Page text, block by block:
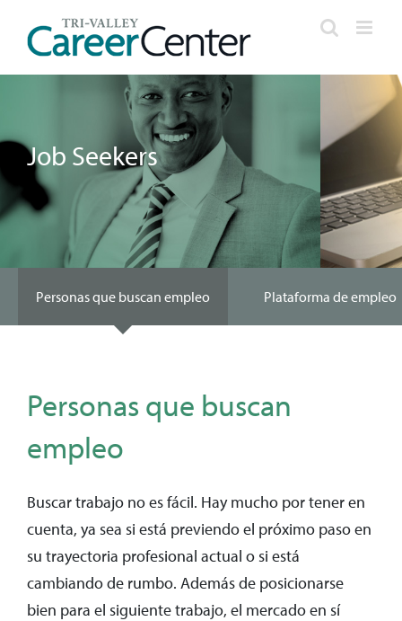
Job Seekers
Personas que buscan empleo Plataforma de empleo
Personas que buscan
empleo
Buscar trabajo no es fácil. Hay mucho por tener en
cuenta, ya sea si está previendo el próximo paso en
su trayectoria profesional actual o si está
cambiando de rumbo. Además de posicionarse
bien para el siguiente trabajo, el mercado en sí